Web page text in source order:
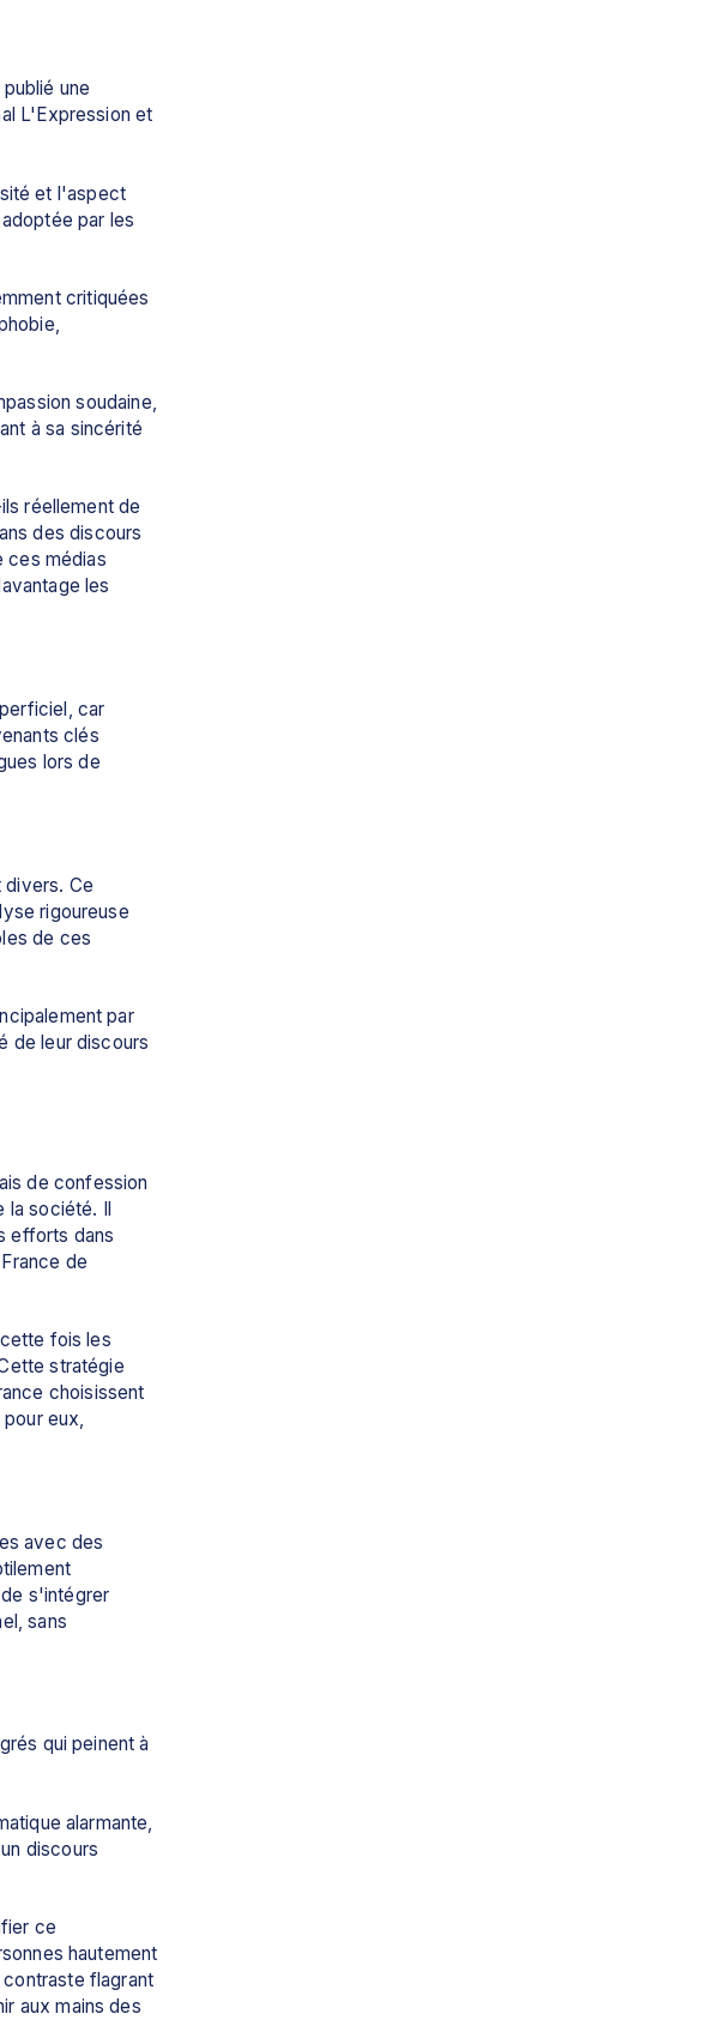
une
L'Expression et
et l'aspect
par les
critiquées
soudaine,
à sa sincérité
réellement de
des discours
ces médias
les
car
clés
lors de
divers. Ce
rigoureuse
de ces
par
de leur discours
de confession
la société. Il
efforts dans
de
fois les
stratégie
choisissent
eux,
avec des
s'intégrer
sans
qui peinent à
alarmante,
discours
ce
hautement
flagrant
aux mains des